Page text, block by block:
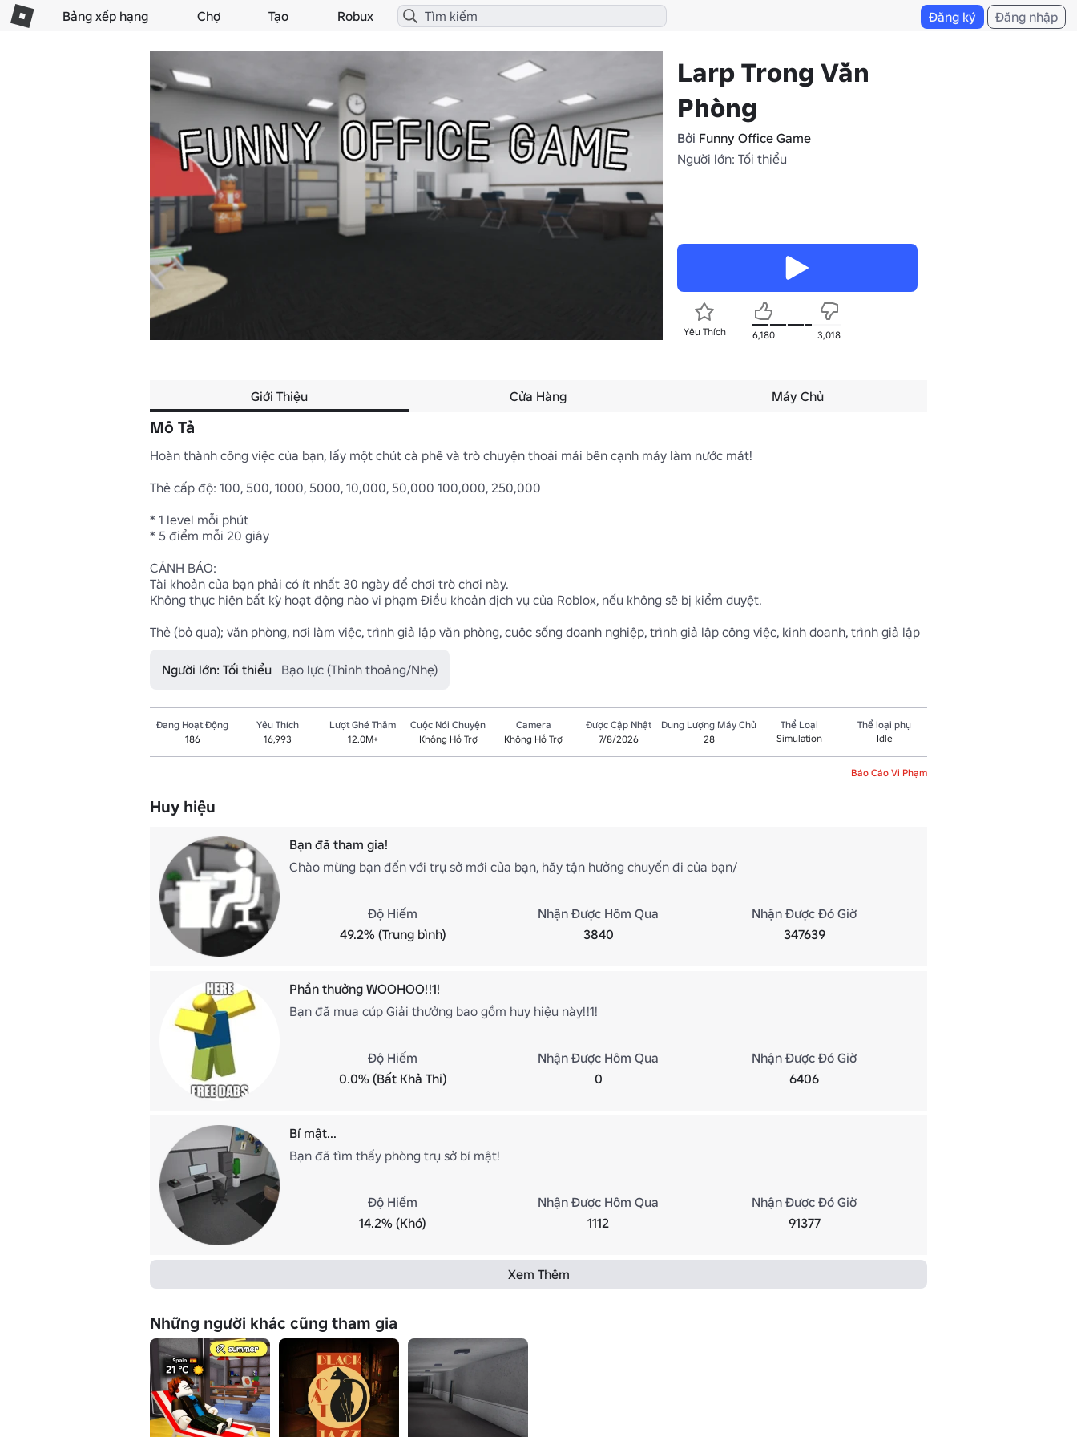
Bảng xếp hạng Chợ Tạo Robux Đăng ký Đăng nhập
Larp Trong Văn
Phòng
Bởi Funny Office Game
Người lớn: Tối thiểu
Yêu Thích 6,180 3,018
Giới Thiệu Cửa Hàng Máy Chủ
Mô Tả
Hoàn thành công việc của bạn, lấy một chút cà phê và trò chuyện thoải mái bên cạnh máy làm nước mát!
Thẻ cấp độ: 100, 500, 1000, 5000, 10,000, 50,000 100,000, 250,000
* 1 level mỗi phút
* 5 điểm mỗi 20 giây
CẢNH BÁO:
Tài khoản của bạn phải có ít nhất 30 ngày để chơi trò chơi này.
Không thực hiện bất kỳ hoạt động nào vi phạm Điều khoản dịch vụ của Roblox, nếu không sẽ bị kiểm duyệt.
Thẻ (bỏ qua); văn phòng, nơi làm việc, trình giả lập văn phòng, cuộc sống doanh nghiệp, trình giả lập công việc, kinh doanh, trình giả lập
Người lớn: Tối thiểu Bạo lực (Thỉnh thoảng/Nhẹ)
Đang Hoạt Động
186
Yêu Thích
16,993
Lượt Ghé Thăm
12.0M+
Cuộc Nói Chuyện
Không Hỗ Trợ
Camera
Không Hỗ Trợ
Được Cập Nhật
7/8/2026
Dung Lượng Máy Chủ
28
Thể Loại
Simulation
Thể loại phụ
Idle
Báo Cáo Vi Phạm
Huy hiệu
Bạn đã tham gia!
Chào mừng bạn đến với trụ sở mới của bạn, hãy tận hưởng chuyến đi của bạn/
Độ Hiếm
49.2% (Trung bình)
Nhận Được Hôm Qua
3840
Nhận Được Đó Giờ
347639
Phần thưởng WOOHOO!!1!
Bạn đã mua cúp Giải thưởng bao gồm huy hiệu này!!1!
Độ Hiếm
0.0% (Bất Khả Thi)
Nhận Được Hôm Qua
0
Nhận Được Đó Giờ
6406
Bí mật...
Bạn đã tìm thấy phòng trụ sở bí mật!
Độ Hiếm
14.2% (Khó)
Nhận Được Hôm Qua
1112
Nhận Được Đó Giờ
91377
Xem Thêm
Những người khác cũng tham gia